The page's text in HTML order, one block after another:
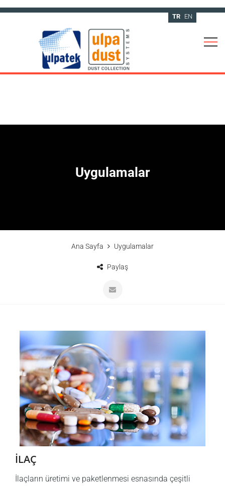
TR EN
Uygulamalar
Ana Sayfa Uygulamalar
Paylaş
İLAÇ
İlaçların üretimi ve paketlenmesi esnasında çeşitli